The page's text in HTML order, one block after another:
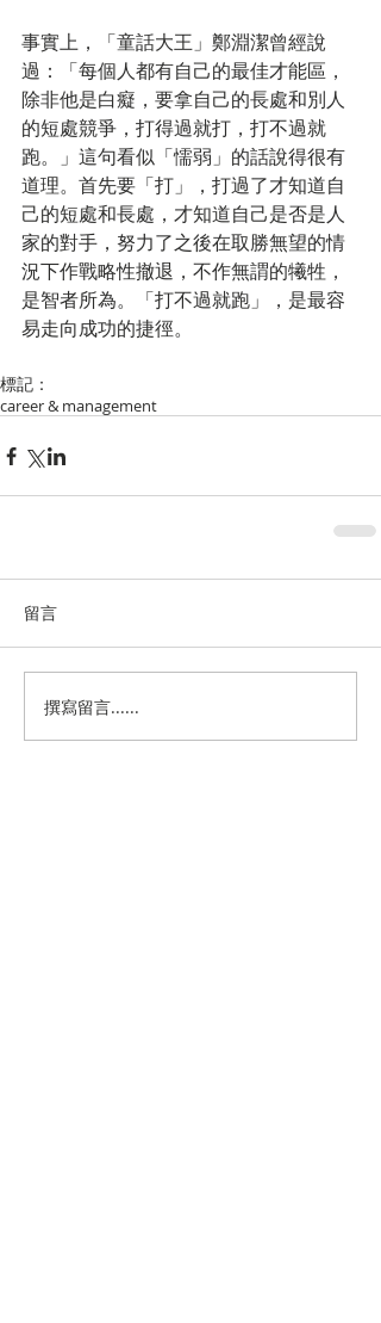
事實上，「童話大王」鄭淵潔曾經說
過：「每個人都有自己的最佳才能區，
除非他是白癡，要拿自己的長處和別人
的短處競爭，打得過就打，打不過就
跑。」這句看似「懦弱」的話說得很有
道理。首先要「打」，打過了才知道自
己的短處和長處，才知道自己是否是人
家的對手，努力了之後在取勝無望的情
況下作戰略性撤退，不作無謂的犧牲，
是智者所為。「打不過就跑」，是最容
易走向成功的捷徑。
標記：
career & management
留言
撰寫留言......